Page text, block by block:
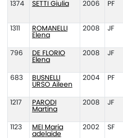
1374 SETTI Giulia 2006 PF
1311
ROMANELLI
Elena
2008 JF
796
DE FLORIO
Elena
2008 JF
683
BUSNELLI
URSO Aileen
2004 PF
1217
PARODI
Martina
2008 JF
1123
MEI Maria
adelaide
2002 SF